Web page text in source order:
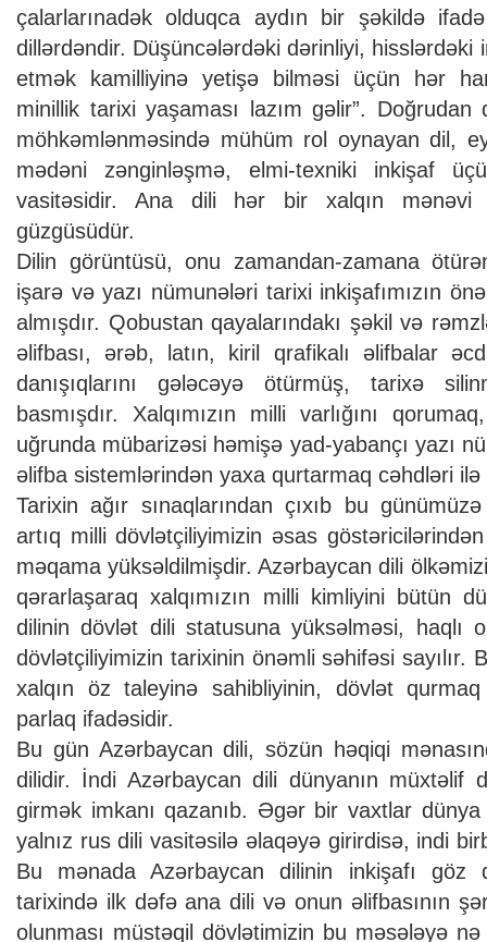
çalarlarınadək olduqca aydın bir şəkildə
dillərdəndir. Düşüncələrdəki dərinliyi, hisslərdəki
etmək kamilliyinə yetişə bilməsi üçün hər
minillik tarixi yaşaması lazım gəlir”.
möhkəmlənməsində mühüm rol oynayan dil,
mədəni zənginləşmə, elmi-texniki inkişaf
vasitəsidir. Ana dili hər bir xalqın mənəvi
güzgüsüdür.
Dilin görüntüsü, onu zamandan-zamana
işarə və yazı nümunələri tarixi inkişafımızın
almışdır. Qobustan qayalarındakı şəkil və
əlifbası, ərəb, latın, kiril qrafikalı əlifbalar
danışıqlarını gələcəyə ötürmüş, tarixə
basmışdır. Xalqımızın milli varlığını
uğrunda mübarizəsi həmişə yad-yabançı yazı
əlifba sistemlərindən yaxa qurtarmaq cəhdləri
Tarixin ağır sınaqlarından çıxıb bu
artıq milli dövlətçiliyimizin əsas
məqama yüksəldilmişdir. Azərbaycan dili
qərarlaşaraq xalqımızın milli kimliyini bütün
dilinin dövlət dili statusuna yüksəlməsi, haqlı
dövlətçiliyimizin tarixinin önəmli səhifəsi sayılır.
xalqın öz taleyinə sahibliyinin, dövlət
parlaq ifadəsidir.
Bu gün Azərbaycan dili, sözün həqiqi
dilidir. İndi Azərbaycan dili dünyanın müxtəlif
girmək imkanı qazanıb. Əgər bir vaxtlar
yalnız rus dili vasitəsilə əlaqəyə girirdisə, indi
Bu mənada Azərbaycan dilinin inkişafı göz
tarixində ilk dəfə ana dili və onun əlifbasının
olunması müstəqil dövlətimizin bu məsələyə nə